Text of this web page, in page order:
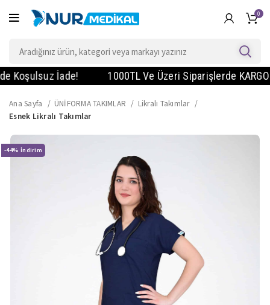
0
İade! 1000TL Ve Üzeri Siparişlerde KARGO
Ana Sayfa ÜNİFORMA TAKIMLAR
Likralı Takımlar
Esnek Likralı Takımlar
-44%